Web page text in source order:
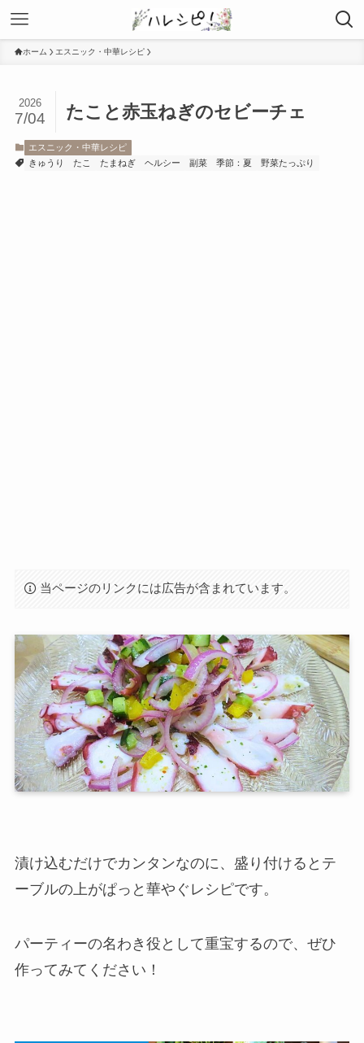
ホーム エスニック・中華レシピ
たこと赤玉ねぎのセビーチェ
2026
7/04
エスニック・中華レシピ
きゅうり
たこ たまねぎ ヘルシー 副菜 季節：夏 野菜たっぷり
当ページのリンクには広告が含まれています。
漬け込むだけでカンタンなのに、盛り付けるとテ
ーブルの上がぱっと華やぐレシピです。
パーティーの名わき役として重宝するので、ぜひ
作ってみてください！